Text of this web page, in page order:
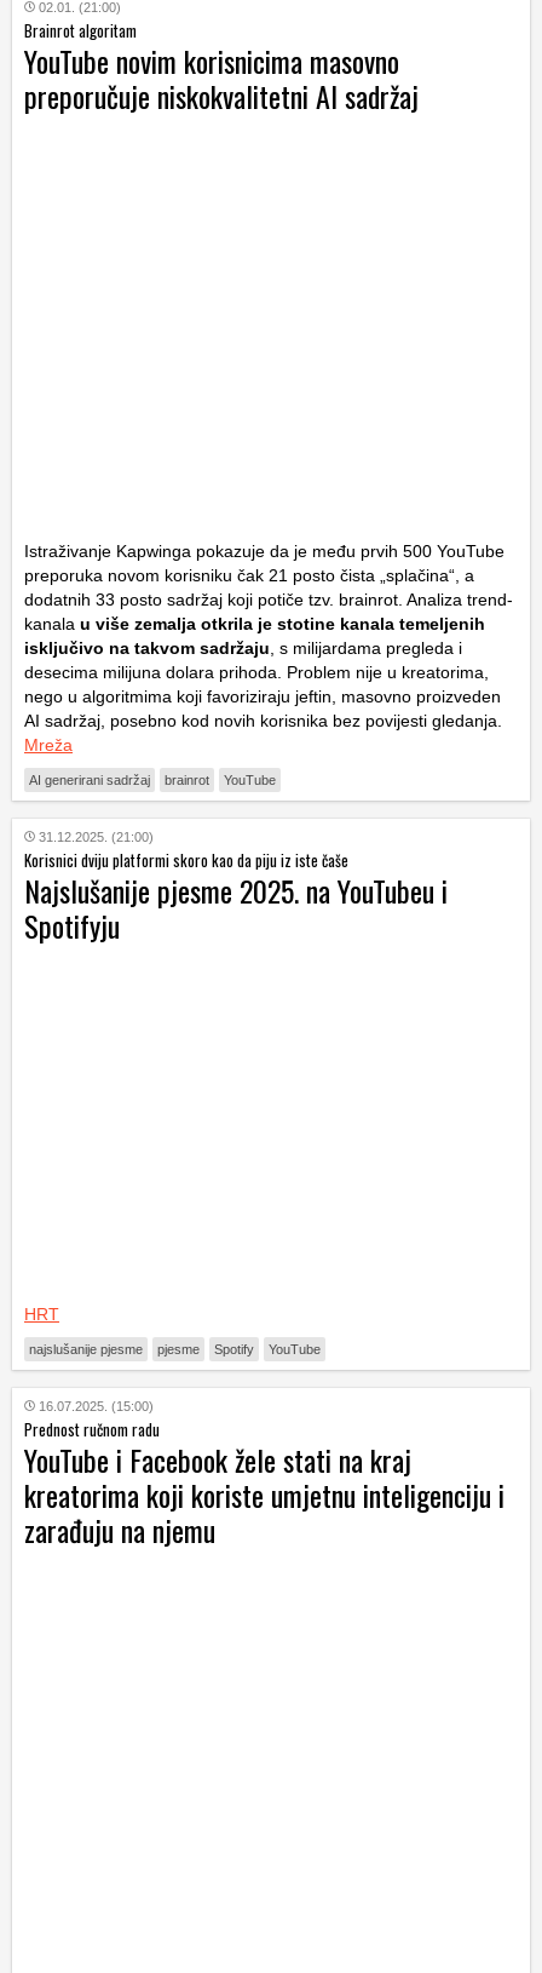
02.01. (21:00)
Brainrot algoritam
YouTube novim korisnicima masovno
preporučuje niskokvalitetni AI sadržaj
Istraživanje Kapwinga pokazuje da je među prvih 500 YouTube
preporuka novom korisniku čak 21 posto čista „splačina“, a
dodatnih 33 posto sadržaj koji potiče tzv. brainrot. Analiza trend-
kanala u više zemalja otkrila je stotine kanala temeljenih
isključivo na takvom sadržaju , s milijardama pregleda i
desecima milijuna dolara prihoda. Problem nije u kreatorima,
nego u algoritmima koji favoriziraju jeftin, masovno proizveden
AI sadržaj, posebno kod novih korisnika bez povijesti gledanja.
Mreža
AI generirani sadržaj brainrot YouTube
31.12.2025. (21:00)
Korisnici dviju platformi skoro kao da piju iz iste čaše
Najslušanije pjesme 2025. na YouTubeu i
Spotifyju
HRT
najslušanije pjesme pjesme Spotify YouTube
16.07.2025. (15:00)
Prednost ručnom radu
YouTube i Facebook žele stati na kraj
kreatorima koji koriste umjetnu inteligenciju i
zarađuju na njemu